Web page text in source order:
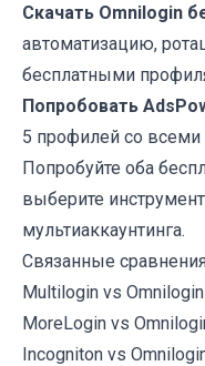
Скачать Omnilogin
автоматизацию,
бесплатными
Попробовать
5 профилей со
Попробуйте оба
выберите
мультиаккаунтинга.
Связанные
Multilogin vs
MoreLogin vs
Incogniton vs